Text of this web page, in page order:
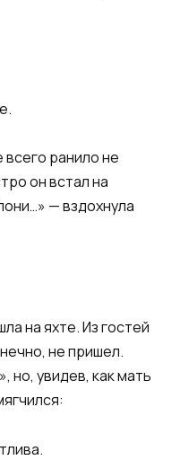
ранило не
он встал на
— вздохнула
на яхте. Из гостей
не пришел.
но, увидев, как мать